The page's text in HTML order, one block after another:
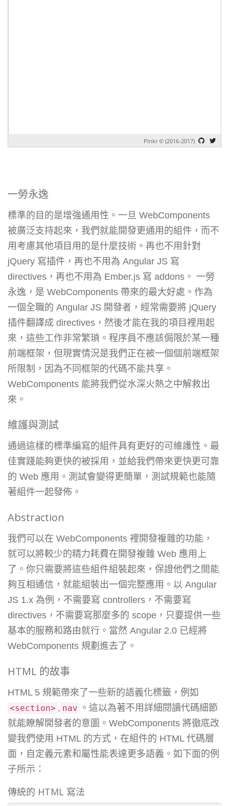
一勞永逸
標準的目的是增強通用性。一旦 WebComponents
被廣泛支持起來，我們就能開發更通用的組件，而不
用考慮其他項目用的是什麼技術。再也不用針對
jQuery 寫插件，再也不用為 Angular JS 寫
directives，再也不用為 Ember.js 寫 addons。 一勞
永逸，是 WebComponents 帶來的最大好處。作為
一個全職的 Angular JS 開發者，經常需要將 jQuery
插件翻譯成 directives，然後才能在我的項目裡用起
來，這些工作非常繁瑣。程序員不應該侷限於某一種
前端框架，但現實情況是我們正在被一個個前端框架
所限制，因為不同框架的代碼不能共享。
WebComponents 能將我們從水深火熱之中解救出
來。
維護與測試
通過這樣的標準編寫的組件具有更好的可維護性。最
佳實踐能夠更快的被採用，並給我們帶來更快更可靠
的 Web 應用。測試會變得更簡單，測試規範也能隨
著組件一起發佈。
Abstraction
我們可以在 WebComponents 裡開發複雜的功能，
就可以將較少的精力耗費在開發複雜 Web 應用上
了。你只需要將這些組件組裝起來，保證他們之間能
夠互相通信，就能組裝出一個完整應用。以 Angular
JS 1.x 為例，不需要寫 controllers，不需要寫
directives，不需要寫那麼多的 scope，只要提供一些
基本的服務和路由就行。當然 Angular 2.0 已經將
WebComponents 規劃進去了。
HTML 的故事
HTML 5 規範帶來了一些新的語義化標籤，例如
<section> , nav 。這以為著不用詳細閱讀代碼細節
就能瞭解開發者的意圖。WebComponents 將徹底改
變我們使用 HTML 的方式，在組件的 HTML 代碼層
面，自定義元素和屬性能表達更多語義。如下面的例
子所示：
傳統的 HTML 寫法